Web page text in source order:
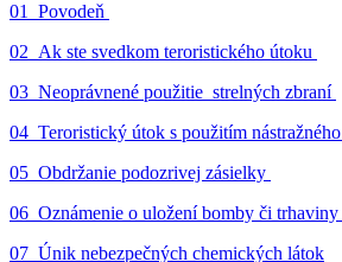
01_Povodeň
02_Ak ste svedkom teroristického útoku
03_Neoprávnené použitie strelných zbraní
04_Teroristický útok s použitím
05_Obdržanie podozrivej zásielky
06_Oznámenie o uložení bomby či
07_Únik nebezpečných chemických látok